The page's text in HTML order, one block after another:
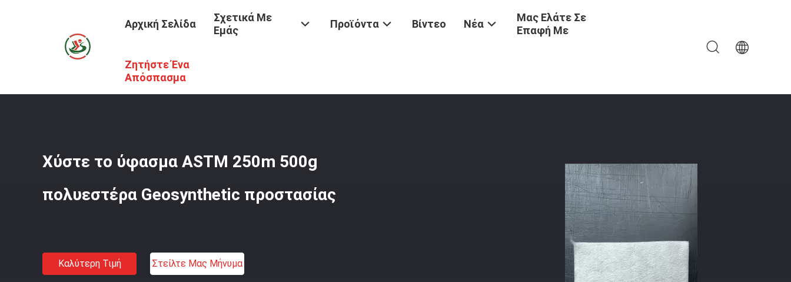
Αρχική Σελίδα
Σχετικά Με
Εμάς
Προϊόντα Βίντεο Νέα
Μας Ελάτε Σε
Επαφή Με
Ζητήστε Ένα
Απόσπασμα
Προϊόντα / Ύφασμα Geosynthetic
Χύστε το ύφασμα ASTM 250m 500g
πολυεστέρα Geosynthetic προστασίας
Καλύτερη Τιμή Στείλτε Μας Μήνυμα